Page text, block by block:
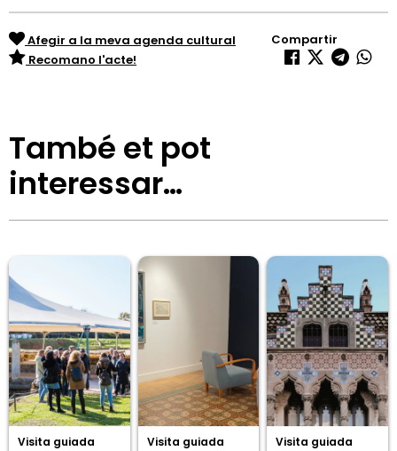
Afegir a la meva agenda cultural
Recomano l'acte!
Compartir
També et pot
interessar…
Visita guiada Visita guiada Visita guiada